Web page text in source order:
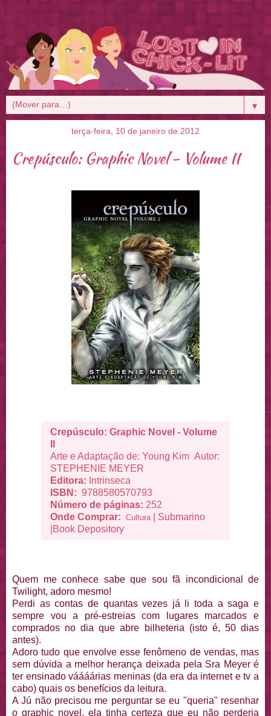
▼
terça-feira, 10 de janeiro de 2012
Crepúsculo: Graphic Novel - Volume II
Crepúsculo: Graphic Novel - Volume
Arte e Adaptação de: Young Kim Autor:
STEPHENIE MEYER
Editora: Intrinseca
ISBN: 9788580570793
Número de páginas: 252
Onde Comprar:
Cultura
Submarino
Book Depository
Quem me conhece sabe que sou fã incondicional de
Twilight, adoro mesmo!
Perdi as contas de quantas vezes já li toda a saga e
sempre vou a pré-estreias com lugares marcados e
comprados no dia que abre bilheteria (isto é, 50 dias
antes).
Adoro tudo que envolve esse fenômeno de vendas, mas
sem dúvida a melhor herança deixada pela Sra Meyer é
ter ensinado váááárias meninas (da era da internet e tv a
cabo) quais os benefícios da leitura.
A Jú não precisou me perguntar se eu "queria" resenhar
o graphic novel, ela tinha certeza que eu não perderia